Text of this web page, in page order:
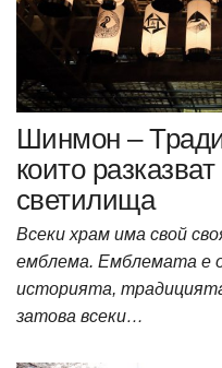
Шинмон –
които
светилища
Всеки храм има свой
емблема. Емблемата е
историята,
затова всеки…